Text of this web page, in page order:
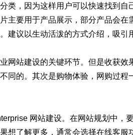
类，因为这样用户可以快速找到
主要用于产品展示，部分产品会
建议以生动活泼的方式介绍，吸引
网站建设的关键环节。但是收获
同的。其次是购物体验，网购过
网站建设。在网站规划中，
想了解更多，通常会选择在线客